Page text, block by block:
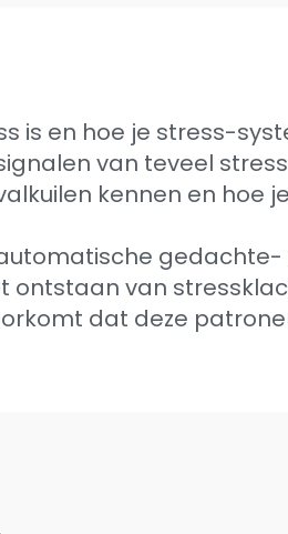
is en hoe je stress-
van teveel
kennen en hoe
ontstaan van
dat deze